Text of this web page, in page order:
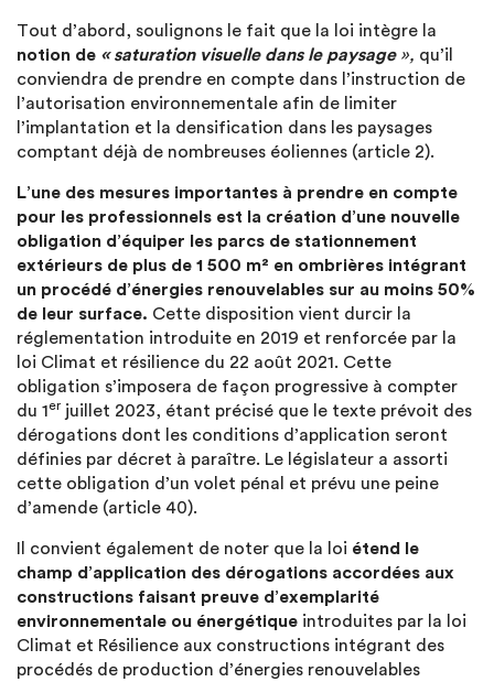
Tout d’abord, soulignons le fait que la loi intègre la
notion de « saturation visuelle dans le paysage», qu’il
conviendra de prendre en compte dans l’instruction de
l’autorisation environnementale afin de limiter
l’implantation et la densification dans les paysages
comptant déjà de nombreuses éoliennes (article 2).
L’une des mesures importantes à prendre en compte
pour les professionnels est la création d’une nouvelle
obligation d’équiper les parcs de stationnement
extérieurs de plus de 1 500 m² en ombrières intégrant
un procédé d’énergies renouvelables sur au moins 50%
de leur surface. Cette disposition vient durcir la
réglementation introduite en 2019 et renforcée par la
loi Climat et résilience du 22 août 2021. Cette
obligation s’imposera de façon progressive à compter
du 1er juillet 2023, étant précisé que le texte prévoit des
dérogations dont les conditions d’application seront
définies par décret à paraître. Le législateur a assorti
cette obligation d’un volet pénal et prévu une peine
d’amende (article 40).
Il convient également de noter que la loi étend le
champ d’application des dérogations accordées aux
constructions faisant preuve d’exemplarité
environnementale ou énergétique introduites par la loi
Climat et Résilience aux constructions intégrant des
procédés de production d’énergies renouvelables